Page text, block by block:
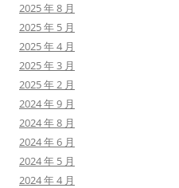
2025 年 8 月
2025 年 5 月
2025 年 4 月
2025 年 3 月
2025 年 2 月
2024 年 9 月
2024 年 8 月
2024 年 6 月
2024 年 5 月
2024 年 4 月